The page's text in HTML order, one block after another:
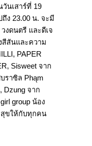
วันเสาร์ที่ 19
ง 23.00 น. จะมี
งดนตรี และดีเจ
สีสันและความ
PAPER
Sisweet จาก
ราซิล Phąm
Dzung จาก
group น้อง
สุขให้กับทุกคน